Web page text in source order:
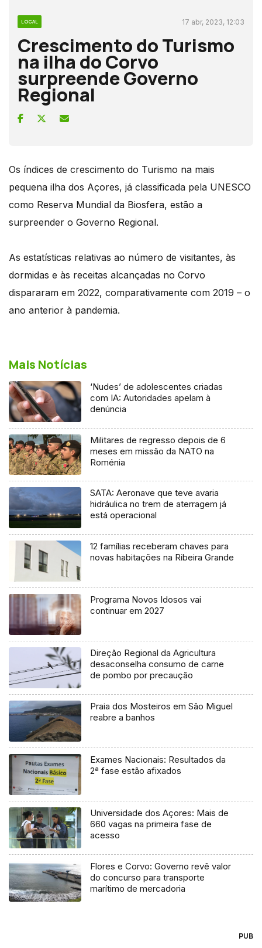
LOCAL 17 abr, 2023, 12:03
Crescimento do Turismo
na ilha do Corvo
surpreende Governo
Regional
Os índices de crescimento do Turismo na mais
pequena ilha dos Açores, já classificada pela UNESCO
como Reserva Mundial da Biosfera, estão a
surpreender o Governo Regional.
As estatísticas relativas ao número de visitantes, às
dormidas e às receitas alcançadas no Corvo
dispararam em 2022, comparativamente com 2019 – o
ano anterior à pandemia.
Mais Notícias
‘Nudes’ de adolescentes criadas
com IA: Autoridades apelam à
denúncia
Militares de regresso depois de 6
meses em missão da NATO na
Roménia
SATA: Aeronave que teve avaria
hidráulica no trem de aterragem já
está operacional
12 famílias receberam chaves para
novas habitações na Ribeira Grande
Programa Novos Idosos vai
continuar em 2027
Direção Regional da Agricultura
desaconselha consumo de carne
de pombo por precaução
Praia dos Mosteiros em São Miguel
reabre a banhos
Exames Nacionais: Resultados da
2ª fase estão afixados
Universidade dos Açores: Mais de
660 vagas na primeira fase de
acesso
Flores e Corvo: Governo revê valor
do concurso para transporte
marítimo de mercadoria
PUB